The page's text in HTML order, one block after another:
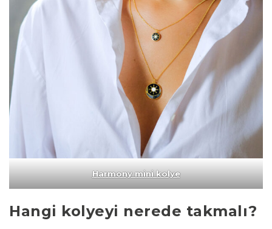
Harmony mini kolye
Hangi kolyeyi nerede takmalı?